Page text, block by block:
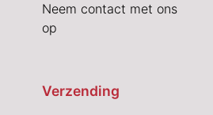
Neem contact met ons
op
Verzending